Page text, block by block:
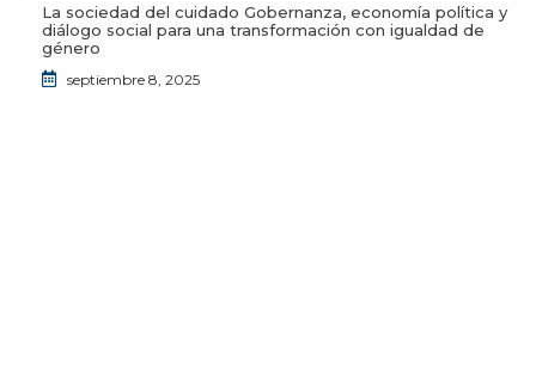
La sociedad del cuidado Gobernanza, economía política y
diálogo social para una transformación con igualdad de
género
septiembre 8, 2025